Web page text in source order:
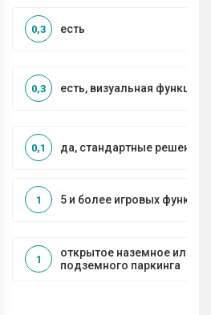
есть
0,3
есть, визуальная функция
0,3
да, стандартные решения
0,1
5 и более игровых функций
1
открытое наземное или на
подземного паркинга
1